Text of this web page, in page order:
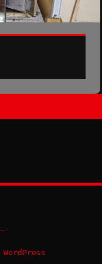
–
WordPress